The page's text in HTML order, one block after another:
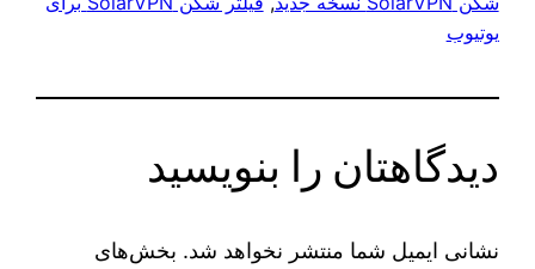
یوتیوب
دیدگاهتان را بنویسید
نشانی ایمیل شما منتشر نخواهد شد. بخش‌های